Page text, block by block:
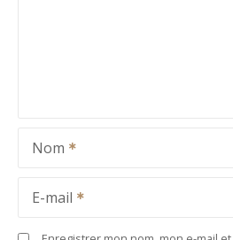
Nom
E-mail